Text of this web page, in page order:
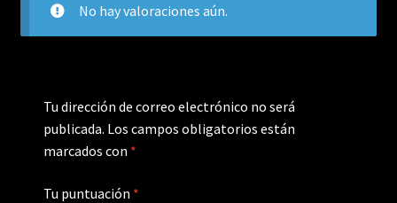
No hay valoraciones aún.
Tu dirección de correo electrónico no será
publicada. Los campos obligatorios están
marcados con *
Tu puntuación *